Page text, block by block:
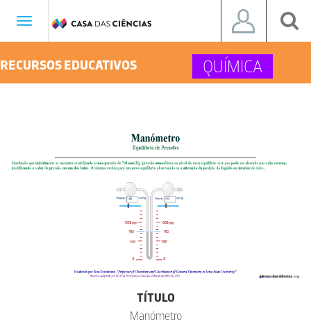
Toggle
RECURSOS EDUCATIVOS QUÍMICA
TÍTULO
Manómetro